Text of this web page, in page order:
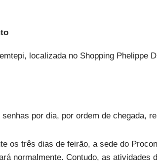
localizada no Shopping Phelippe
por dia, por ordem de chegada,
os três dias de feirão, a sede do
normalmente. Contudo, as atividades